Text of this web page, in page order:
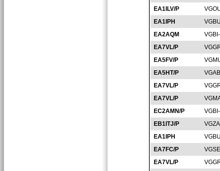
EA1ILV/P
EA1IPH
EA2AQM
EA7VL/P
EA5FV/P
EA5HT/P
EA7VL/P
EA7VL/P
EC2AMN/P
EB1ITJ/P
EA1IPH
EA7FC/P
EA7VL/P